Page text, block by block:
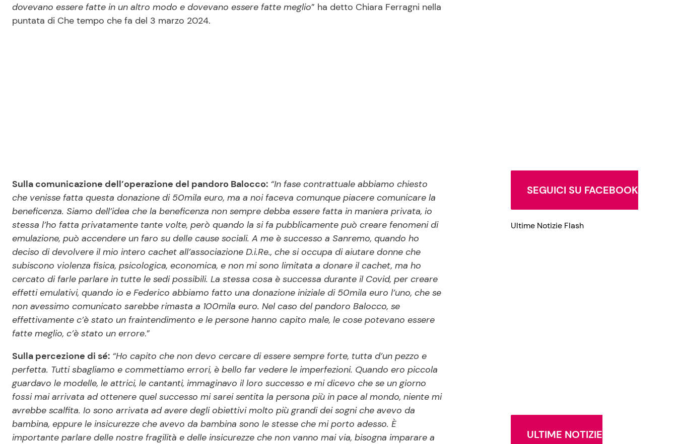
dovevano essere fatte in un altro modo e dovevano essere fatte meglio” ha detto Chiara Ferragni nella
puntata di Che tempo che fa del 3 marzo 2024.
Sulla comunicazione dell’operazione del pandoro Balocco: “In fase contrattuale abbiamo chiesto
che venisse fatta questa donazione di 50mila euro, ma a noi faceva comunque piacere comunicare la
beneficenza. Siamo dell’idea che la beneficenza non sempre debba essere fatta in maniera privata, io
stessa l’ho fatta privatamente tante volte, però quando la si fa pubblicamente può creare fenomeni di
emulazione, può accendere un faro su delle cause sociali. A me è successo a Sanremo, quando ho
deciso di devolvere il mio intero cachet all’associazione D.i.Re., che si occupa di aiutare donne che
subiscono violenza fisica, psicologica, economica, e non mi sono limitata a donare il cachet, ma ho
cercato di farle parlare in tutte le sedi possibili. La stessa cosa è successa durante il Covid, per creare
effetti emulativi, quando io e Federico abbiamo fatto una donazione iniziale di 50mila euro l’uno, che se
non avessimo comunicato sarebbe rimasta a 100mila euro. Nel caso del pandoro Balocco, se
effettivamente c’è stato un fraintendimento e le persone hanno capito male, le cose potevano essere
fatte meglio, c’è stato un errore.”
Sulla percezione di sé: “Ho capito che non devo cercare di essere sempre forte, tutta d’un pezzo e
perfetta. Tutti sbagliamo e commettiamo errori, è bello far vedere le imperfezioni. Quando ero piccola
guardavo le modelle, le attrici, le cantanti, immaginavo il loro successo e mi dicevo che se un giorno
fossi mai arrivata ad ottenere quel successo mi sarei sentita la persona più in pace al mondo, niente mi
avrebbe scalfita. Io sono arrivata ad avere degli obiettivi molto più grandi dei sogni che avevo da
bambina, eppure le insicurezze che avevo da bambina sono le stesse che mi porto adesso. È
importante parlare delle nostre fragilità e delle insicurezze che non vanno mai via, bisogna imparare a
SEGUICI SU FACEBOOK
Ultime Notizie Flash
ULTIME NOTIZIE